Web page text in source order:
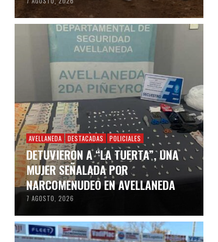
AVELLANEDA DESTACADAS POLICIALES
DETUVIERON A “LA TUERTA”, UNA
MUJER SEÑALADA POR
NARCOMENUDEO EN AVELLANEDA
7 AGOSTO, 2026